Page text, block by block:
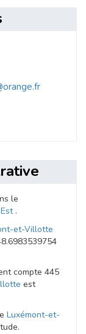
le
.
et-Villotte
compte 445
est
Luxémont-et-